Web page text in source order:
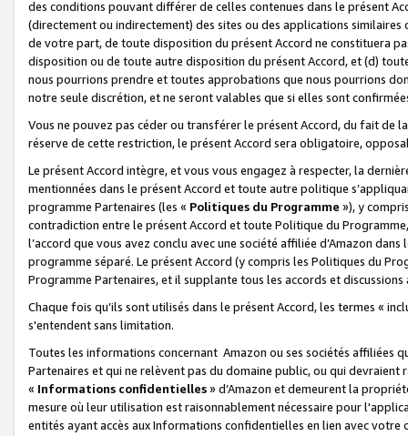
des conditions pouvant différer de celles contenues dans le présent
(directement ou indirectement) des sites ou des applications
de votre part, de toute disposition du présent Accord ne constituera
disposition ou de toute autre disposition du présent Accord, et (d)
nous pourrions prendre et toutes approbations que nous pourrions
notre seule discrétion, et ne seront valables que si elles sont
Vous ne pouvez pas céder ou transférer le présent Accord, du fait de
réserve de cette restriction, le présent Accord sera obligatoire,
Le présent Accord intègre, et vous vous engagez à respecter, la
mentionnées dans le présent Accord et toute autre politique
programme Partenaires (les « Politiques du Programme »), y
contradiction entre le présent Accord et toute Politique du
l’accord que vous avez conclu avec une société affiliée d’Amazon
programme séparé. Le présent Accord (y compris les Politiques du
Programme Partenaires, et il supplante tous les accords et discussions
Chaque fois qu’ils sont utilisés dans le présent Accord, les termes «
s'entendent sans limitation.
Toutes les informations concernant Amazon ou ses sociétés affiliées
Partenaires et qui ne relèvent pas du domaine public, ou qui
« Informations confidentielles» d’Amazon et demeurent la
mesure où leur utilisation est raisonnablement nécessaire pour
entités ayant accès aux Informations confidentielles en lien avec